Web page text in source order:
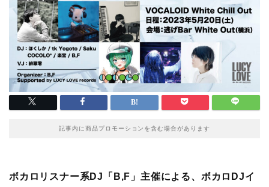
記事内に商品プロモーションを含む場合があります
ボカロリスナー系DJ「B,F」主催による、ボカロDJイ